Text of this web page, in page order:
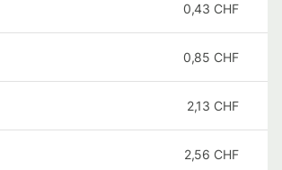
0,43 CHF
0,85 CHF
2,13 CHF
2,56 CHF